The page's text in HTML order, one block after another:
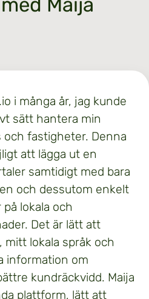
i många år, jag kunde
sätt hantera min
fastigheter. Denna
att lägga ut en
samtidigt med bara
och dessutom enkelt
lokala och
Det är lätt att
mitt lokala språk och
information om
kundräckvidd. Maija
plattform, lätt att